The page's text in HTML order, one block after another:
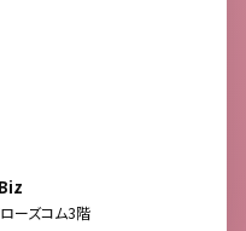
ーズコム3階